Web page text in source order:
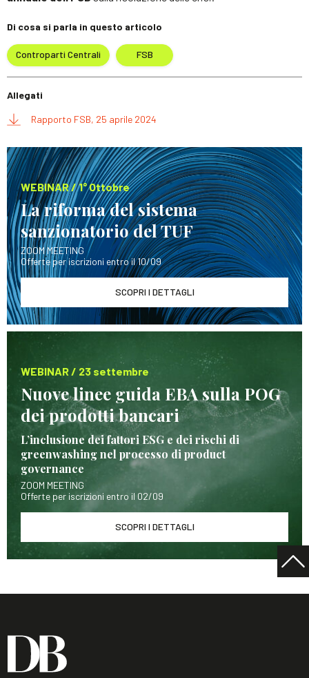
Di cosa si parla in questo articolo
Controparti Centrali FSB
Allegati
Rapporto FSB, 25 aprile 2024
WEBINAR / 1° Ottobre
La riforma del sistema
sanzionatorio del TUF
ZOOM MEETING
Offerte per iscrizioni entro il 10/09
SCOPRI I DETTAGLI
WEBINAR / 23 settembre
Nuove linee guida EBA sulla POG
dei prodotti bancari
L’inclusione dei fattori ESG e dei rischi di
greenwashing nel processo di product
governance
ZOOM MEETING
Offerte per iscrizioni entro il 02/09
SCOPRI I DETTAGLI